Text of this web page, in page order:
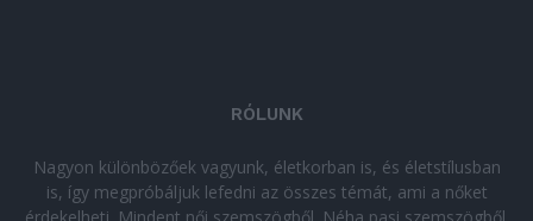
RÓLUNK
Nagyon különbözőek vagyunk, életkorban is, és életstílusban
is, így megpróbáljuk lefedni az összes témát, ami a nőket